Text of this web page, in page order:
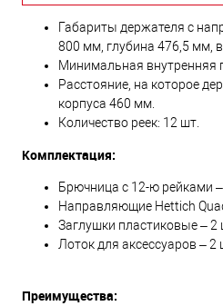
Габариты держателя с
800 мм, глубина 476,5 мм,
Минимальная внутренняя
Расстояние, на которое
корпуса 460 мм.
Количество реек: 12 шт.
Комплектация:
Брючница с 12-ю рейками
Направляющие Hettich
Заглушки пластиковые – 2
Лоток для аксессуаров – 2
Преимущества: